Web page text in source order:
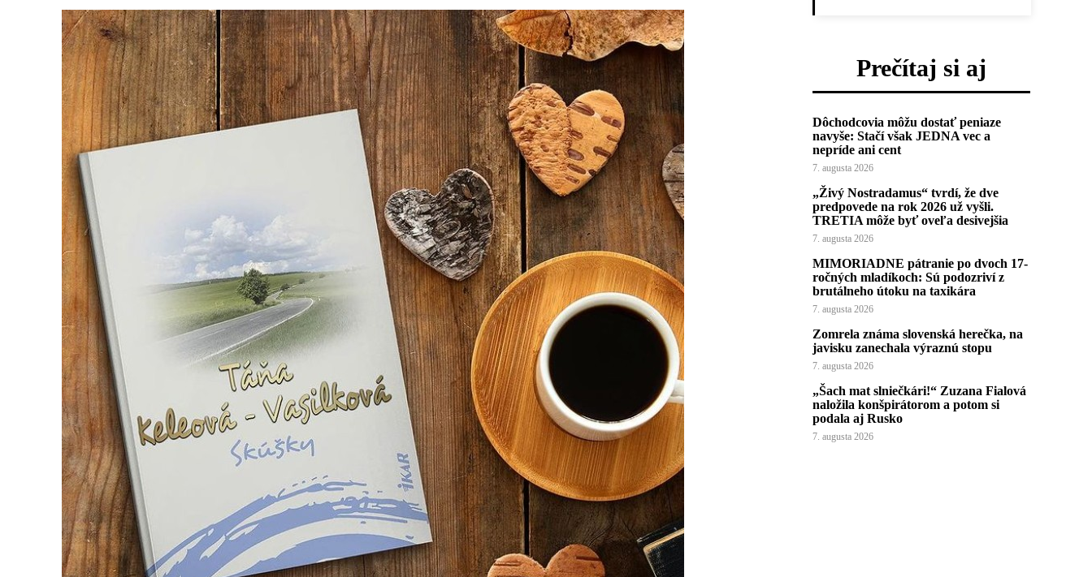
Prečítaj si aj
Dôchodcovia môžu dostať peniaze
navyše: Stačí však JEDNA vec a
nepríde ani cent
7. augusta 2026
„Živý Nostradamus“ tvrdí, že dve
predpovede na rok 2026 už vyšli.
TRETIA môže byť oveľa desivejšia
7. augusta 2026
MIMORIADNE pátranie po dvoch 17-
ročných mladíkoch: Sú podozriví z
brutálneho útoku na taxikára
7. augusta 2026
Zomrela známa slovenská herečka, na
javisku zanechala výraznú stopu
7. augusta 2026
„Šach mat slniečkári!“ Zuzana Fialová
naložila konšpirátorom a potom si
podala aj Rusko
7. augusta 2026